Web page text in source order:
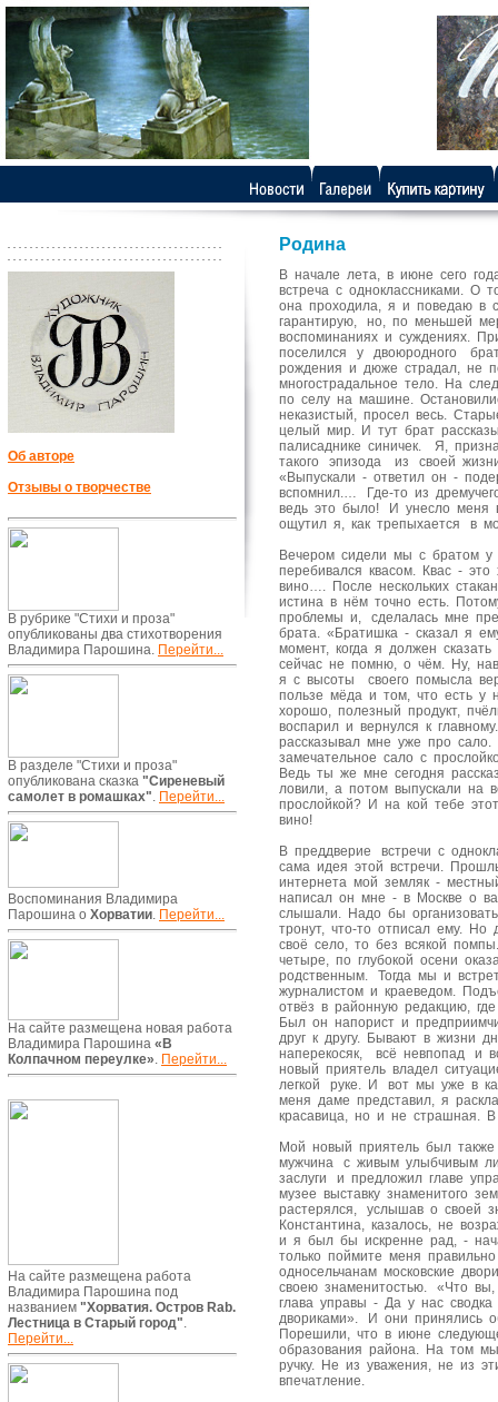
Об авторе
Отзывы о творчестве
В рубрике "Стихи и проза"
опубликованы два стихотворения
Владимира Парошина. Перейти...
В разделе "Стихи и проза"
опубликована сказка "Сиреневый
самолет в ромашках". Перейти...
Воспоминания Владимира
Парошина о Хорватии. Перейти...
На сайте размещена новая работа
Владимира Парошина «В
Колпачном переулке». Перейти...
На сайте размещена работа
Владимира Парошина под
названием "Хорватия. Остров Rab.
Лестница в Старый город".
Перейти...
Родина
В начале лета, в июне сего
встреча с одноклассниками. О
она проходила, я и поведаю в
гарантирую, но, по меньшей
воспоминаниях и суждениях.
поселился у двоюродного
рождения и дюже страдал, не
многострадальное тело. На
по селу на машине.
неказистый, просел весь.
целый мир. И тут брат
палисаднике синичек. Я,
такого эпизода из своей
«Выпускали - ответил он -
вспомнил.… Где-то из
ведь это было! И унесло меня
ощутил я, как трепыхается в
Вечером сидели мы с братом
перебивался квасом. Квас -
вино…. После нескольких
истина в нём точно есть.
проблемы и, сделалась мне
брата. «Братишка - сказал я
момент, когда я должен
сейчас не помню, о чём. Ну,
я с высоты своего помысла
пользе мёда и том, что есть у
хорошо, полезный продукт,
воспарил и вернулся к
рассказывал мне уже про
замечательное сало с
Ведь ты же мне сегодня
ловили, а потом выпускали на
прослойкой? И на кой тебе
вино!
В преддверие встречи с
сама идея этой встречи.
интернета мой земляк -
написал он мне - в Москве о
слышали. Надо бы
тронут, что-то отписал ему.
своё село, то без всякой
четыре, по глубокой осени
родственным. Тогда мы и
журналистом и краеведом.
отвёз в районную редакцию,
Был он напорист и
друг к другу. Бывают в жизни
наперекосяк, всё невпопад и
новый приятель владел
легкой руке. И вот мы уже в
меня даме представил, я
красавица, но и не
Мой новый приятель был
мужчина с живым улыбчивым
заслуги и предложил главе
музее выставку знаменитого
растерялся, услышав о своей
Константина, казалось, не
и я был бы искренне рад, -
только поймите меня
односельчанам московские
своею знаменитостью. «Что
глава управы - Да у нас
двориками». И они принялись
Порешили, что в июне
образования района. На том
ручку. Не из уважения, не из
впечатление.